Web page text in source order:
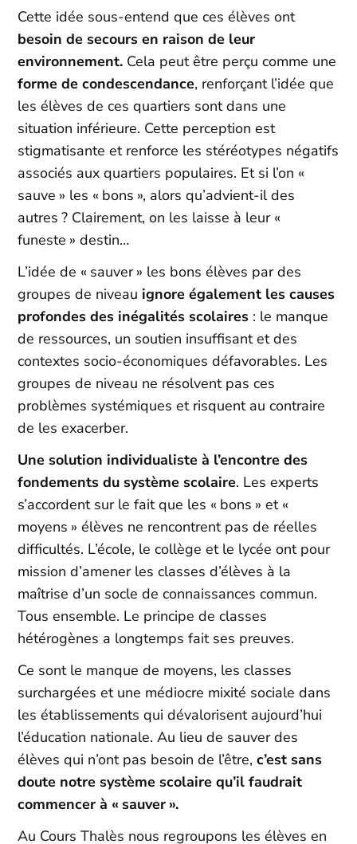
Cette idée sous-entend que ces élèves ont
besoin de secours en raison de leur
environnement. Cela peut être perçu comme une
forme de condescendance, renforçant l’idée que
les élèves de ces quartiers sont dans une
situation inférieure. Cette perception est
stigmatisante et renforce les stéréotypes négatifs
associés aux quartiers populaires. Et si l’on «
sauve » les « bons », alors qu’advient-il des
autres ? Clairement, on les laisse à leur «
funeste » destin…
L’idée de « sauver » les bons élèves par des
groupes de niveau ignore également les causes
profondes des inégalités scolaires : le manque
de ressources, un soutien insuffisant et des
contextes socio-économiques défavorables. Les
groupes de niveau ne résolvent pas ces
problèmes systémiques et risquent au contraire
de les exacerber.
Une solution individualiste à l’encontre des
fondements du système scolaire. Les experts
s’accordent sur le fait que les « bons » et «
moyens » élèves ne rencontrent pas de réelles
difficultés. L’école, le collège et le lycée ont pour
mission d’amener les classes d’élèves à la
maîtrise d’un socle de connaissances commun.
Tous ensemble. Le principe de classes
hétérogènes a longtemps fait ses preuves.
Ce sont le manque de moyens, les classes
surchargées et une médiocre mixité sociale dans
les établissements qui dévalorisent aujourd’hui
l’éducation nationale. Au lieu de sauver des
élèves qui n’ont pas besoin de l’être, c’est sans
doute notre système scolaire qu’il faudrait
commencer à « sauver ».
Au Cours Thalès nous regroupons les élèves en